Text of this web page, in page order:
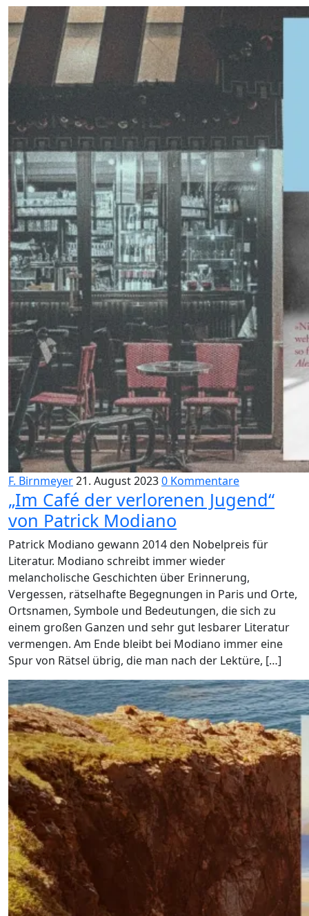
F. Birnmeyer21. August 20230 Kommentare
„Im Café der verlorenen Jugend“
von Patrick Modiano
Patrick Modiano gewann 2014 den Nobelpreis für
Literatur. Modiano schreibt immer wieder
melancholische Geschichten über Erinnerung,
Vergessen, rätselhafte Begegnungen in Paris und Orte,
Ortsnamen, Symbole und Bedeutungen, die sich zu
einem großen Ganzen und sehr gut lesbarer Literatur
vermengen. Am Ende bleibt bei Modiano immer eine
Spur von Rätsel übrig, die man nach der Lektüre, […]